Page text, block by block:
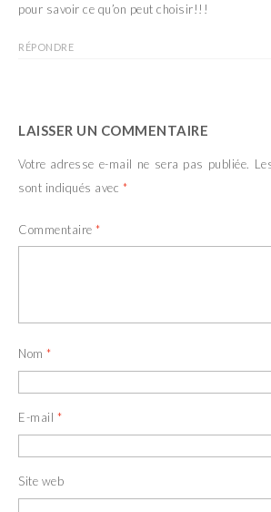
pour savoir ce qu’on peut choisir!!!
RÉPONDRE
LAISSER UN COMMENTAIRE
Votre adresse e-mail ne sera pas publiée.
sont indiqués avec *
Commentaire *
Nom *
E-mail *
Site web